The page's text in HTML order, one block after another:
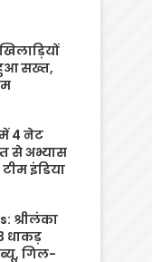
सख्त,
4 नेट
से अभ्यास
इंडिया
श्रीलंका
धाकड़
गिल-